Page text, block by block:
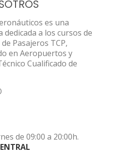
es una
dedicada a los cursos de
Pasajeros TCP,
en Aeropuertos y
Cualificado de
de 09:00 a 20:00h.